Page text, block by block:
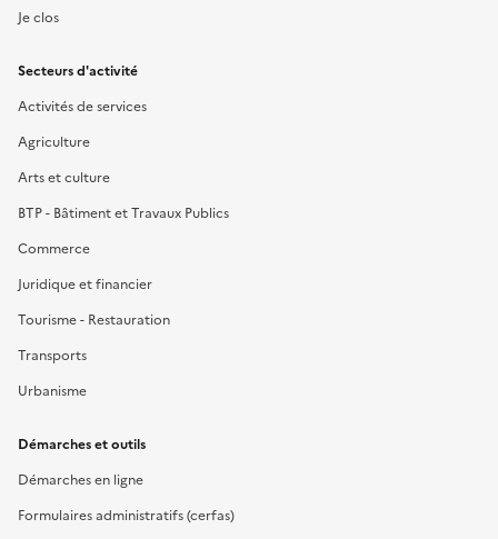
Je clos
Secteurs d'activité
Activités de services
Agriculture
Arts et culture
BTP - Bâtiment et Travaux Publics
Commerce
Juridique et financier
Tourisme - Restauration
Transports
Urbanisme
Démarches et outils
Démarches en ligne
Formulaires administratifs (cerfas)